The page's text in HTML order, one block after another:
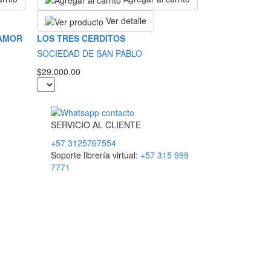
Ver detalle
LOS TRES CERDITOS
SOCIEDAD DE SAN PABLO
$29,000.00
SERVICIOAL CLIENTE
+57 3125767554
Soporte librería virtual: +57 315 999
7771